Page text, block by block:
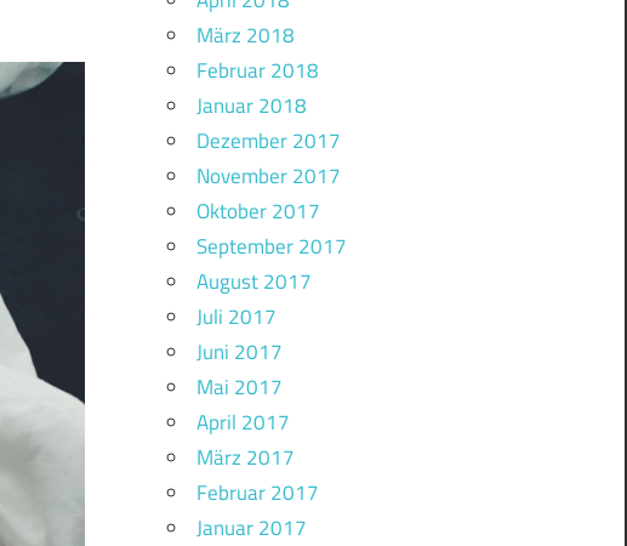
März 2018
Februar 2018
Januar 2018
Dezember 2017
November 2017
Oktober 2017
September 2017
August 2017
Juli 2017
Juni 2017
Mai 2017
April 2017
März 2017
Februar 2017
Januar 2017